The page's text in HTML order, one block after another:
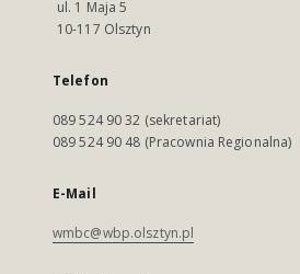
ul. 1 Maja 5
10-117 Olsztyn
Telefon
089 524 90 32 (sekretariat)
089 524 90 48 (Pracownia Regionalna)
E-Mail
wmbc@wbp.olsztyn.pl